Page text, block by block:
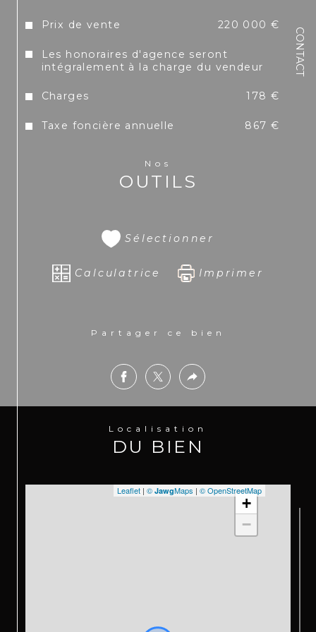
CONTACT
Charges : 178 €/mois
Pour plus d'information, contactez dès maintenant
Emeline ANDRAC par téléphone au +590 690 57
WhatsApp au +33 6 14 82 15 23 ainsi que
par messages privés
Prix de vente 220 000 €
Les honoraires d'agence seront
intégralement à la charge du vendeur
Charges 178 €
Taxe foncière annuelle 867 €
Nos
OUTILS
Sélectionner
Calculatrice Imprimer
Partager ce bien
Localisation
DU BIEN
+
−
Leaflet | © JawgMaps | © OpenStreetMap